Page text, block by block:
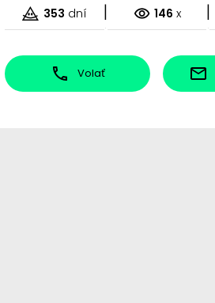
353 dní | 146 x |
Volať